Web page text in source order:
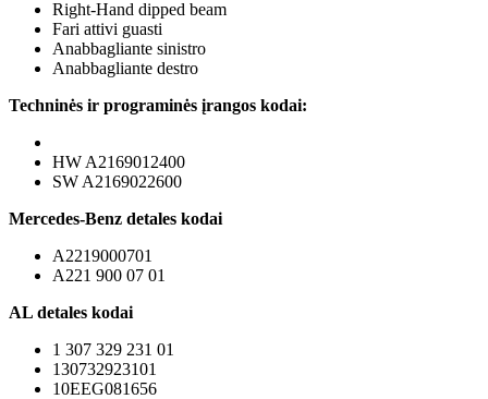
Right-Hand dipped beam
Fari attivi guasti
Anabbagliante sinistro
Anabbagliante destro
Techninės ir programinės įrangos kodai:
HW A2169012400
SW A2169022600
Mercedes-Benz detales kodai
A2219000701
A221 900 07 01
AL detales kodai
1 307 329 231 01
130732923101
10EEG081656